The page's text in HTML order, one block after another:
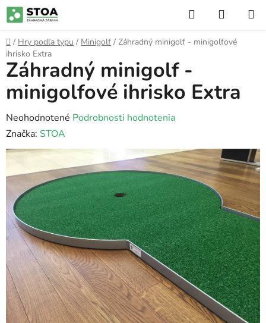
Prejsť
na
obsah
Hľadať
KOŠÍK
Domov
/ Hry podľa typu / Minigolf / Záhradný minigolf - minigolfové
ihrisko Extra
Záhradný minigolf -
minigolfové ihrisko Extra
Priemerné
hodnotenie
produktu
0,0
5
hviezdičiek.
Neohodnotené Podrobnosti hodnotenia
Značka: STOA